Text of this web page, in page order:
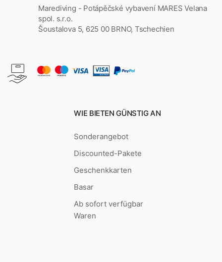
Marediving - Potápěčské vybavení MARES Velana
spol. s.r.o.
Šoustalova 5, 625 00 BRNO, Tschechien
WIE BIETEN GÜNSTIG AN
Sonderangebot
Discounted-Pakete
Geschenkkarten
Basar
Ab sofort verfügbar
Waren